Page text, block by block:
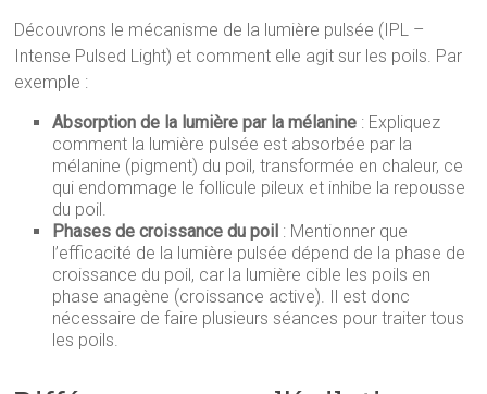
Découvrons le mécanisme de la lumière pulsée (IPL –
Intense Pulsed Light) et comment elle agit sur les poils. Par
exemple :
Absorption de la lumière par la mélanine : Expliquez
comment la lumière pulsée est absorbée par la
mélanine (pigment) du poil, transformée en chaleur, ce
qui endommage le follicule pileux et inhibe la repousse
du poil.
Phases de croissance du poil : Mentionner que
l’efficacité de la lumière pulsée dépend de la phase de
croissance du poil, car la lumière cible les poils en
phase anagène (croissance active). Il est donc
nécessaire de faire plusieurs séances pour traiter tous
les poils.